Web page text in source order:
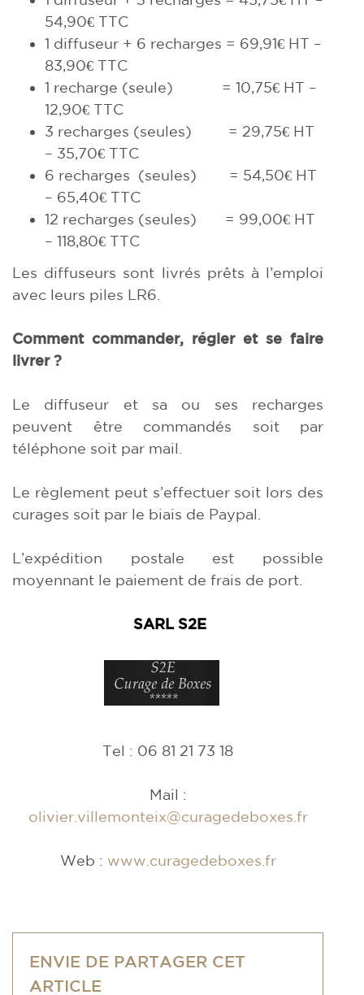
54,90€ TTC
1 diffuseur + 6 recharges = 69,91€ HT –
83,90€ TTC
1 recharge (seule) = 10,75€ HT –
12,90€ TTC
3 recharges (seules) = 29,75€ HT
– 35,70€ TTC
6 recharges (seules) = 54,50€ HT
– 65,40€ TTC
12 recharges (seules) = 99,00€ HT
– 118,80€ TTC
Les diffuseurs sont livrés prêts à l’emploi
avec leurs piles LR6.
Comment commander, régler et se faire
livrer ?
Le diffuseur et sa ou ses recharges
peuvent être commandés soit par
téléphone soit par mail.
Le règlement peut s’effectuer soit lors des
curages soit par le biais de Paypal.
L’expédition postale est possible
moyennant le paiement de frais de port.
SARL S2E
Tel : 06 81 21 73 18
Mail :
olivier.villemonteix@curagedeboxes.fr
Web : www.curagedeboxes.fr
ENVIE DE PARTAGER CET
ARTICLE